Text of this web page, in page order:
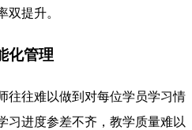
双提升。
化管理
往往难以做到对每位学员学习情
习进度参差不齐，教学质量难以